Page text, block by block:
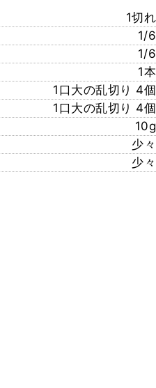
1切れ
1/6
1/6
1本
1口大の乱切り 4個
1口大の乱切り 4個
10g
少々
少々